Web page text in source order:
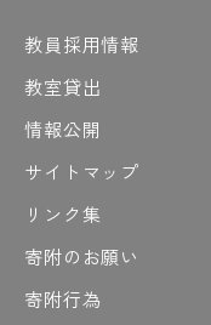
教員採用情報
教室貸出
情報公開
サイトマップ
リンク集
寄附のお願い
寄附行為